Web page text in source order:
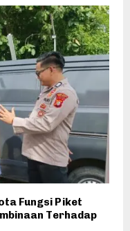
Fungsi Piket
Terhadap